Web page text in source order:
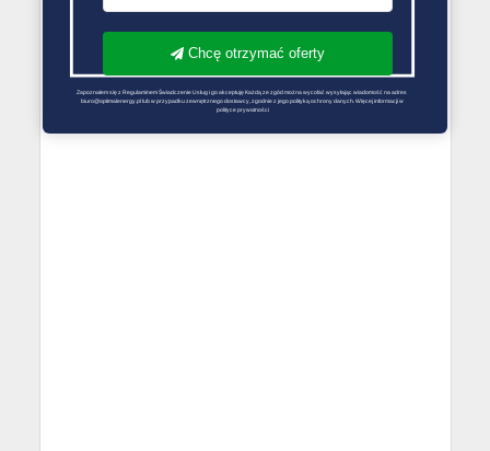
Chcę otrzymać oferty
Zapoznałem się z Regulaminem Świadczenie Usług i go akceptuję Każdą ze zgód można wycofać wysyłając wiadomość na adres
biuro@optimalenergy.pl lub w przypadku zewnętrznego dostawcy, zgodnie z jego polityką ochrony danych. Więcej informacji w
polityce prywatności